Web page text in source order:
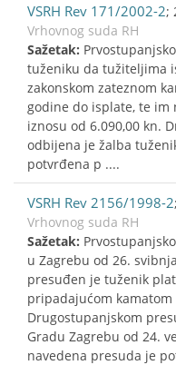
VSRH Rev 171/2002-2;
Vrhovnog suda RH
Sažetak:
tuženiku da tužiteljima
zakonskom zateznom
godine do isplate, te
iznosu od 6.090,00 kn.
odbijena je žalba
potvrđena p ....
VSRH Rev 2156/1998-2
Vrhovnog suda RH
Sažetak:
u Zagrebu od 26.
presuđen je tuženik
pripadajućom
Drugostupanjskom
Gradu Zagrebu od 24.
navedena presuda je